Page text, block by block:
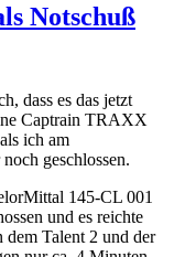
Notschuß
dass es das jetzt
Captrain TRAXX
ich am
geschlossen.
145-CL 001
und es reichte
dem Talent 2 und der